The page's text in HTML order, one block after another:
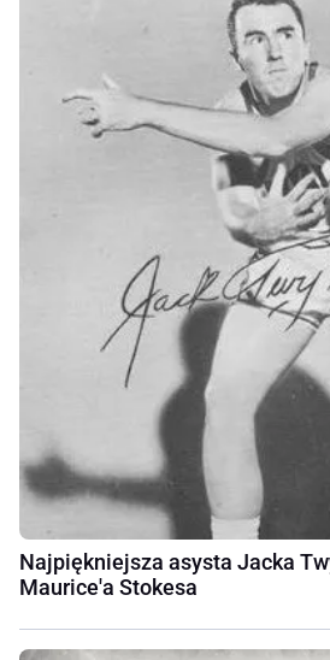
Najpiękniejsza asysta Jacka
Maurice'a Stokesa